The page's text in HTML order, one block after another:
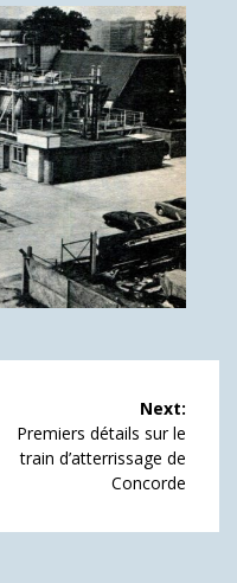
Next:
Next
post:
Premiers détails sur le
train d’atterrissage de
Concorde